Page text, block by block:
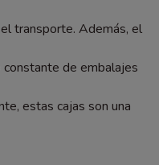
transporte. Además, el
constante de embalajes
estas cajas son una